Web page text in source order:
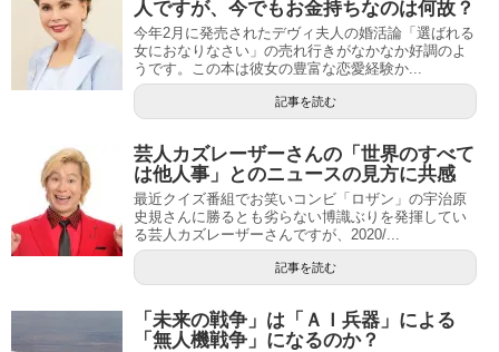
人ですが、今でもお金持ちなのは何故？
今年2月に発売されたデヴィ夫人の婚活論「選ばれる
女におなりなさい」の売れ行きがなかなか好調のよ
うです。この本は彼女の豊富な恋愛経験か...
記事を読む
芸人カズレーザーさんの「世界のすべて
は他人事」とのニュースの見方に共感
最近クイズ番組でお笑いコンビ「ロザン」の宇治原
史規さんに勝るとも劣らない博識ぶりを発揮してい
る芸人カズレーザーさんですが、2020/...
記事を読む
「未来の戦争」は「ＡＩ兵器」による
「無人機戦争」になるのか？